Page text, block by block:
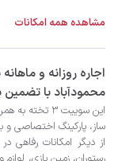
مشاهده همه امکانات
محمودآباد با